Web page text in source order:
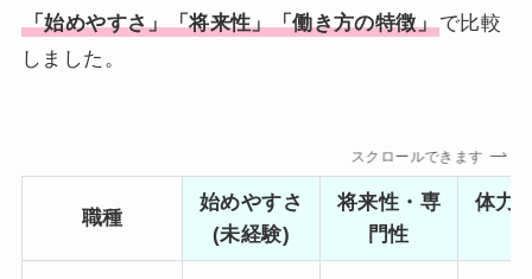
「始めやすさ」「将来性」「働き方の特徴」で比較
しました。
スクロールできます
職種
始めやすさ
(未経験)
将来性・専
門性
体力